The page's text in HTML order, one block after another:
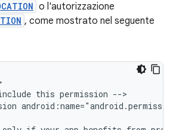
o l'autorizzazione
, come mostrato nel seguente
this permission